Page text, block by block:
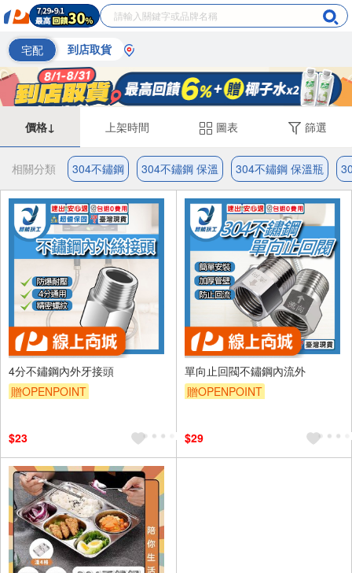
宅配 到店取貨
價格↓ 上架時間 圖表 篩選
相關分類 304不鏽鋼 304不鏽鋼 保溫 304不鏽鋼 保溫瓶
4分不鏽鋼內外牙接頭
贈OPENPOINT
$23
單向止回閥不鏽鋼內流外
贈OPENPOINT
$29